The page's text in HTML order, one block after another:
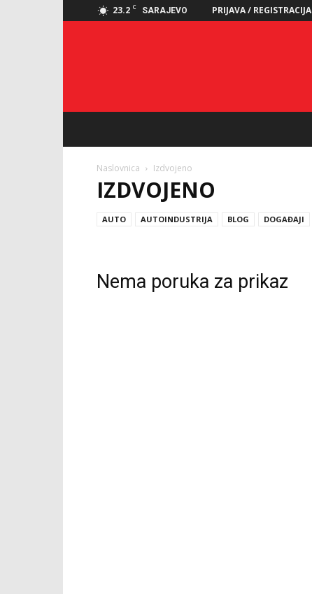
23.2 C SARAJEVO PRIJAVA / REGISTRACIJA
Naslovnica Izdvojeno
IZDVOJENO
AUTO AUTOINDUSTRIJA BLOG DOGAĐAJI
Nema poruka za prikaz